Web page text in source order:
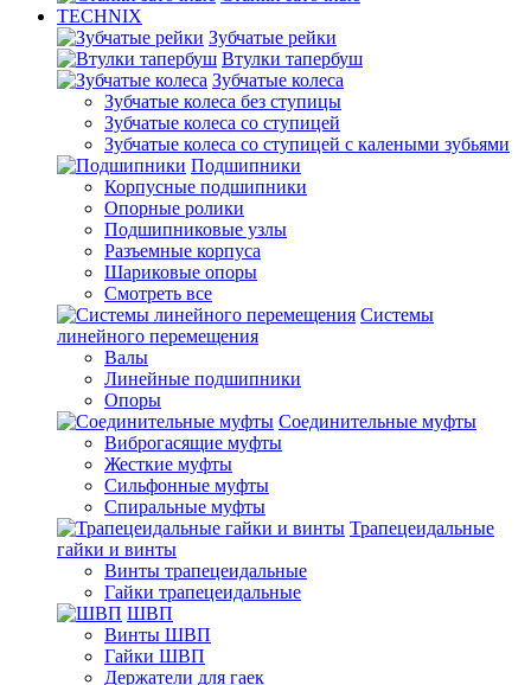
TECHNIX
Зубчатые рейки
Втулки тапербуш
Зубчатые колеса
Зубчатые колеса без ступицы
Зубчатые колеса со ступицей
Зубчатые колеса со ступицей с калеными зубьями
Подшипники
Корпусные подшипники
Опорные ролики
Подшипниковые узлы
Разъемные корпуса
Шариковые опоры
Смотреть все
Системы
линейного перемещения
Валы
Линейные подшипники
Опоры
Соединительные муфты
Виброгасящие муфты
Жесткие муфты
Сильфонные муфты
Спиральные муфты
Трапецеидальные
гайки и винты
Винты трапецеидальные
Гайки трапецеидальные
ШВП
Винты ШВП
Гайки ШВП
Держатели для гаек